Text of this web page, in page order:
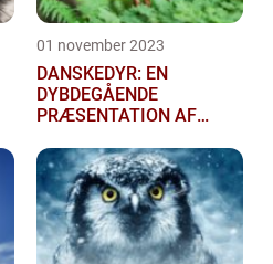
01 november 2023
DANSKEDYR: EN
DYBDEGÅENDE
PRÆSENTATION AF